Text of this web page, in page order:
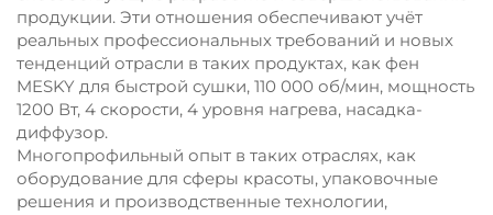
продукции. Эти отношения обеспечивают учёт
реальных профессиональных требований и новых
тенденций отрасли в таких продуктах, как фен
MESKY для быстрой сушки, 110 000 об/мин, мощность
1200 Вт, 4 скорости, 4 уровня нагрева, насадка-
диффузор.
Многопрофильный опыт в таких отраслях, как
оборудование для сферы красоты, упаковочные
решения и производственные технологии,